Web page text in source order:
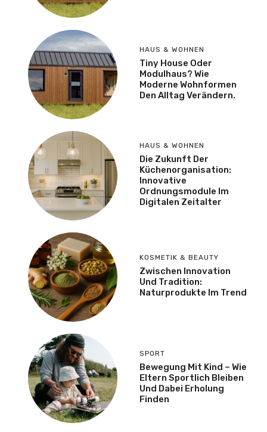
HAUS & WOHNEN
Tiny House Oder
Modulhaus? Wie
Moderne Wohnformen
Den Alltag Verändern.
HAUS & WOHNEN
Die Zukunft Der
Küchenorganisation:
Innovative
Ordnungsmodule Im
Digitalen Zeitalter
KOSMETIK & BEAUTY
Zwischen Innovation
Und Tradition:
Naturprodukte Im Trend
SPORT
Bewegung Mit Kind – Wie
Eltern Sportlich Bleiben
Und Dabei Erholung
Finden